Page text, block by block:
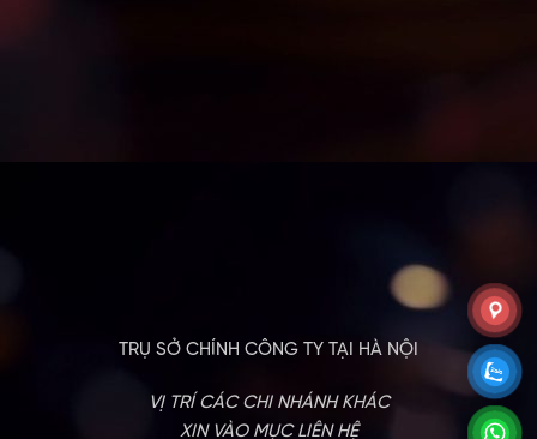
TRỤ SỞ CHÍNH CÔNG TY TẠI HÀ NỘI
VỊ TRÍ CÁC CHI NHÁNH KHÁC
XIN VÀO MỤC LIÊN HỆ